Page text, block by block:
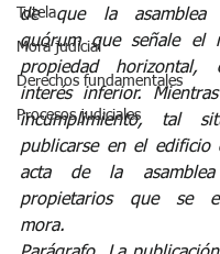
Tutela
Mora judicial
Derechos fundamentales
Procesos judiciales
de que la asamblea
quórum que señale el
propiedad horizontal,
interés inferior.
incumplimiento, tal
publicarse en el edificio
acta de la
propietarios que se
mora.